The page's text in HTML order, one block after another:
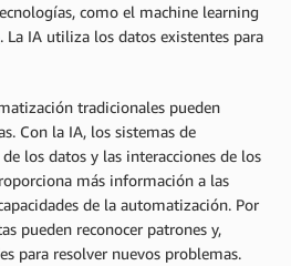
como el machine learning
. La IA utiliza los datos existentes para
tradicionales pueden
Con la IA, los sistemas de
los datos y las interacciones de los
más información a las
de la automatización. Por
pueden reconocer patrones y,
para resolver nuevos problemas.